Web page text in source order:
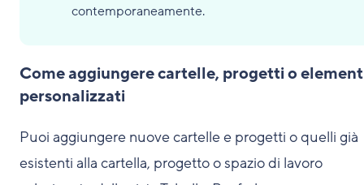
contemporaneamente.
Come aggiungere cartelle, progetti o
personalizzati
Puoi aggiungere nuove cartelle e progetti o quelli già
esistenti alla cartella, progetto o spazio di lavoro